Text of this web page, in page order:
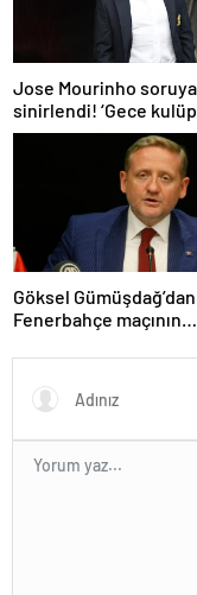
Jose Mourinho soruya
sinirlendi! ‘Gece
gidip keyif alıyorum’
Göksel Gümüşdağ’dan
Fenerbahçe maçının